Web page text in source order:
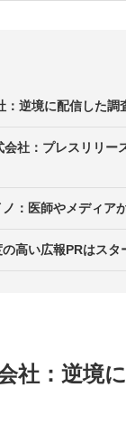
逆境に配信した調
プレスリリース配
社：プレスリリー
第一歩はステークホ
にタイトルを変え
：医師やメディア
作成しメディアへ
の高い広報PRはス
社：逆境